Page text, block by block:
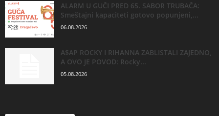
ALARM U GUČI PRED 65. SABOR TRUBAČA:
Smeštajni kapaciteti gotovo popunjeni,...
06.08.2026
A$AP ROCKY I RIHANNA ZABLISTALI ZAJEDNO,
A OVO JE POVOD: Rocky...
05.08.2026